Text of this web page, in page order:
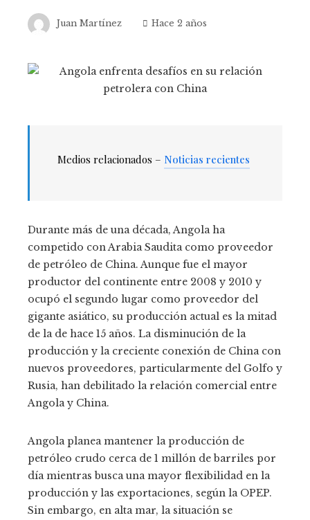
Juan Martínez Hace 2 años
Medios relacionados – Noticias recientes
Durante más de una década, Angola ha
competido con Arabia Saudita como proveedor
de petróleo de China. Aunque fue el mayor
productor del continente entre 2008 y 2010 y
ocupó el segundo lugar como proveedor del
gigante asiático, su producción actual es la mitad
de la de hace 15 años. La disminución de la
producción y la creciente conexión de China con
nuevos proveedores, particularmente del Golfo y
Rusia, han debilitado la relación comercial entre
Angola y China.
Angola planea mantener la producción de
petróleo crudo cerca de 1 millón de barriles por
día mientras busca una mayor flexibilidad en la
producción y las exportaciones, según la OPEP.
Sin embargo, en alta mar, la situación se